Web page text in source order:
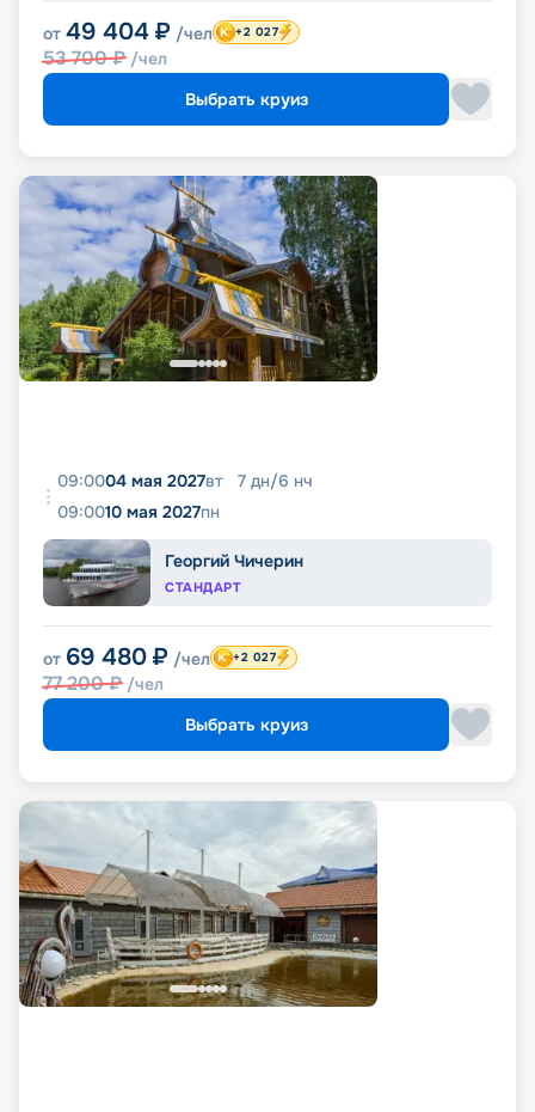
от 49 404 ₽ /чел
53 700₽ /чел
+2 027
Выбрать круиз
09:0004 мая 2027вт 7 дн/6 нч
09:0010 мая 2027пн
Георгий Чичерин
СТАНДАРТ
от 69 480 ₽ /чел
77 200₽ /чел
+2 027
Выбрать круиз